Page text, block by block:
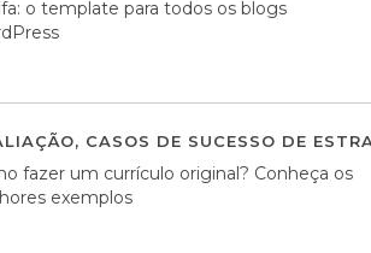
o template para todos os blogs
, CASOS DE SUCESSO DE
fazer um currículo original? Conheça os
exemplos